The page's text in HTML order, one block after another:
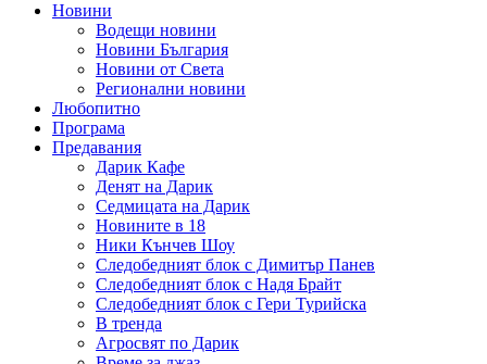
Новини
Водещи новини
Новини България
Новини от Света
Регионални новини
Любопитно
Програма
Предавания
Дарик Кафе
Денят на Дарик
Седмицата на Дарик
Новините в 18
Ники Кънчев Шоу
Следобедният блок с Димитър Панев
Следобедният блок с Надя Брайт
Следобедният блок с Гери Турийска
В тренда
Агросвят по Дарик